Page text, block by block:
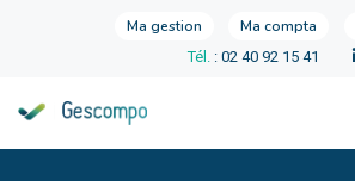
Ma gestion Ma compta
Tél. : 02 40 92 15 41